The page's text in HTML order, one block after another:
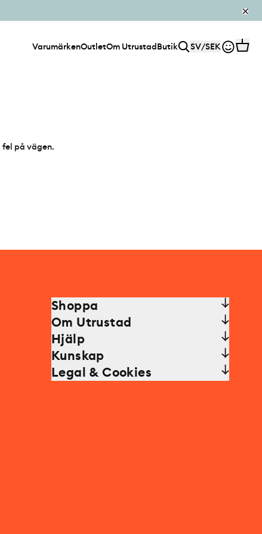
VarumärkenOutletOm UtrustadButik SV/SEK
på vägen.
Shoppa
Om Utrustad
Hjälp
Kunskap
Legal & Cookies